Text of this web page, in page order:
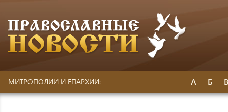
МИТРОПОЛИИ И ЕПАРХИИ: А Б